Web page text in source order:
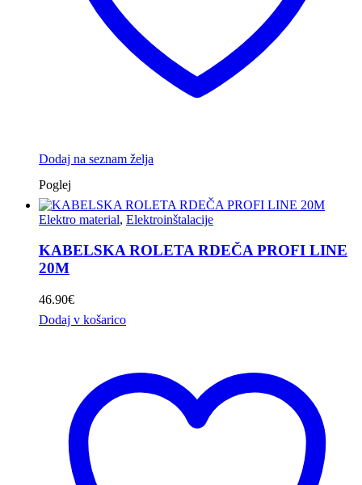
Dodaj na seznam želja
Poglej
Elektro material, Elektroinštalacije
KABELSKA ROLETA RDEČA PROFI LINE
20M
46.90€
Dodaj v košarico